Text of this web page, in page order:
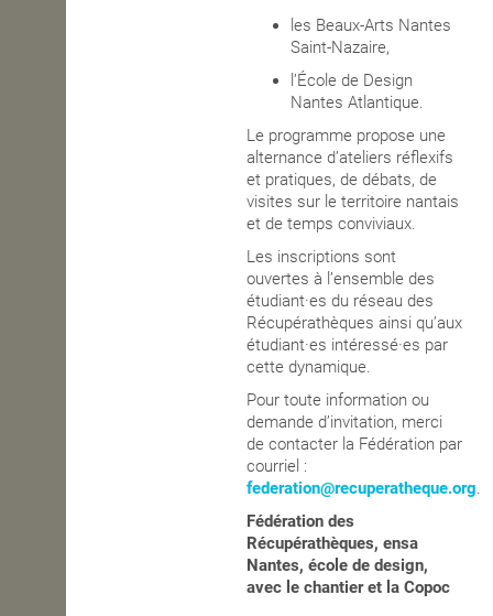
les Beaux-Arts Nantes
Saint-Nazaire,
l’École de Design
Nantes Atlantique.
Le programme propose une
alternance d’ateliers réflexifs
et pratiques, de débats, de
visites sur le territoire nantais
et de temps conviviaux.
Les inscriptions sont
ouvertes à l’ensemble des
étudiant·es du réseau des
Récupérathèques ainsi qu’aux
étudiant·es intéressé·es par
cette dynamique.
Pour toute information ou
demande d’invitation, merci
de contacter la Fédération par
courriel :
federation@recuperatheque.org.
Fédération des
Récupérathèques, ensa
Nantes, école de design,
avec le chantier et la Copoc